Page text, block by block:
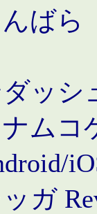
ばら
ッシ
ムコ
ガ